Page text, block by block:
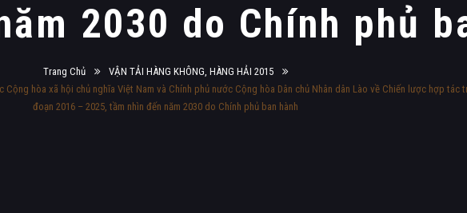
2030 do Chính phủ
Trang Chủ
VẬN TẢI HÀNG KHÔNG, HÀNG HẢI 2015
Cộng hòa xã hội chủ nghĩa Việt Nam và Chính phủ nước Cộng hòa Dân chủ Nhân dân Lào về Chiến lược hợp
đoạn 2016 – 2025, tầm nhìn đến năm 2030 do Chính phủ ban hành